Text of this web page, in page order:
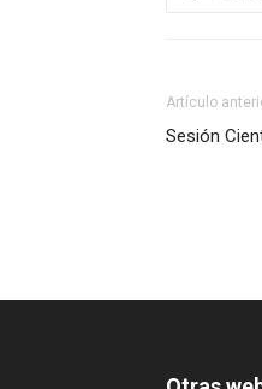
Artículo
Sesión